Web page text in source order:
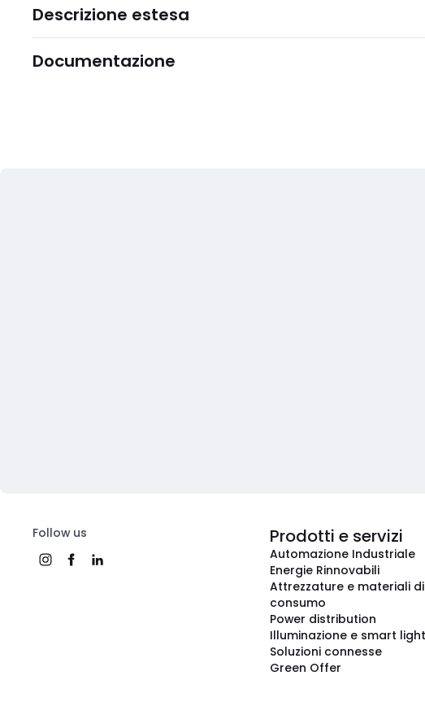
Descrizione estesa
Documentazione
Follow us Prodotti e servizi
Automazione Industriale
Energie Rinnovabili
Attrezzature e materiali di
consumo
Power distribution
Illuminazione e smart
Soluzioni connesse
Green Offer